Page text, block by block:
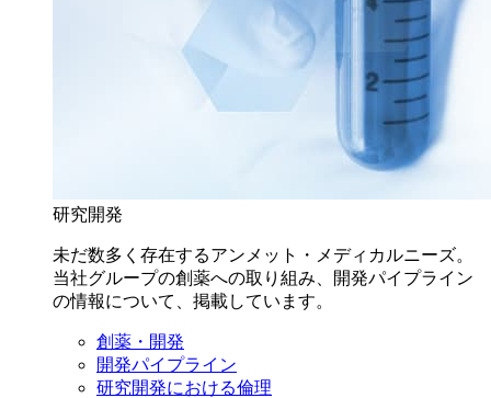
研究開発
未だ数多く存在するアンメット・メディカルニーズ。
当社グループの創薬への取り組み、開発パイプライン
の情報について、掲載しています。
創薬・開発
開発パイプライン
研究開発における倫理